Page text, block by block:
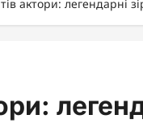
актори: легендарні